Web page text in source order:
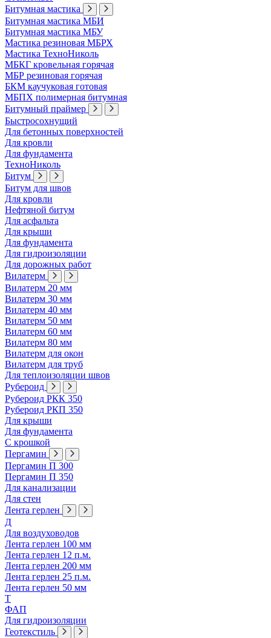
Битумная мастика
Битумная мастика МБИ
Битумная мастика МБУ
Мастика резиновая МБРХ
Мастика ТехноНиколь
МБКГ кровельная горячая
МБР резиновая горячая
БКМ каучуковая готовая
МБПХ полимерная битумная
Битумный праймер
Быстросохнущий
Для бетонных поверхностей
Для кровли
Для фундамента
ТехноНиколь
Битум
Битум для швов
Для кровли
Нефтяной битум
Для асфальта
Для крыши
Для фундамента
Для гидроизоляции
Для дорожных работ
Вилатерм
Вилатерм 20 мм
Вилатерм 30 мм
Вилатерм 40 мм
Вилатерм 50 мм
Вилатерм 60 мм
Вилатерм 80 мм
Вилатерм для окон
Вилатерм для труб
Для теплоизоляции швов
Рубероид
Рубероид РКК 350
Рубероид РКП 350
Для крыши
Для фундамента
С крошкой
Пергамин
Пергамин П 300
Пергамин П 350
Для канализации
Для стен
Лента герлен
Д
Для воздуховодов
Лента герлен 100 мм
Лента герлен 12 п.м.
Лента герлен 200 мм
Лента герлен 25 п.м.
Лента герлен 50 мм
Т
ФАП
Для гидроизоляции
Геотекстиль